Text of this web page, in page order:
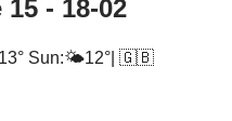
- 18-02
Sun:🌤️12°| 🇬🇧